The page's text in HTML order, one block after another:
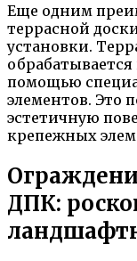
Еще одним
террасной
установки.
помощью
элементов. Это
эстетичную
крепежных
ДПК: